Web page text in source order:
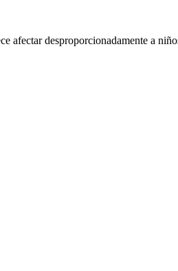
afectar desproporcionadamente a